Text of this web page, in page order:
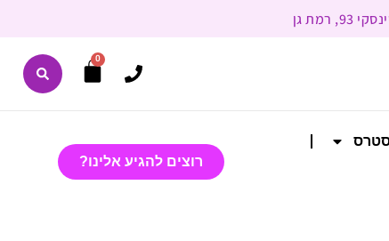
0
סטרס
רוצים להגיע אלינו?